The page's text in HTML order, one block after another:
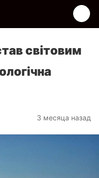
світовим
3 месяца назад